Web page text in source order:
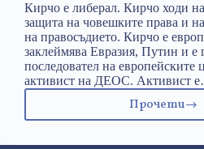
Кирчо е либерал. Кирчо ходи
защита на човешките права и
на правосъдието. Кирчо е
заклеймява Евразия, Путин и е
последовател на европейските
активист на ДЕОС. Активист
Прочети
Киро